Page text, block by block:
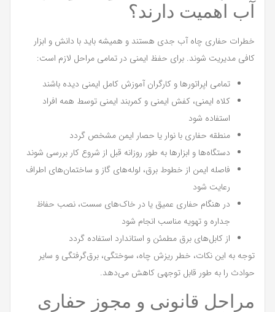
آب اهمیت دارند؟
خطرات حفاری چاه آب جدی هستند و همیشه باید با دانش و ابزار
کافی مدیریت شوند. برای حفظ ایمنی در تمامی مراحل لازم است:
تمامی اپراتورها و کارگران آموزش کامل ایمنی دیده باشند
کلاه ایمنی، کفش ایمنی و کمربند ایمنی توسط همه افراد
استفاده شود
منطقه حفاری با نوار یا حصار ایمن مشخص گردد
دستگاه‌ها و ابزارها به طور روزانه قبل از شروع کار بررسی شوند
فاصله ایمن از خطوط برق، لوله‌های گاز و ساختمان‌های اطراف
رعایت شود
در هنگام حفاری عمیق یا در خاک‌های سست، نصب حفاظ
جداره و تهویه مناسب انجام شود
از کابل‌های برق مطمئن و استاندارد استفاده گردد
توجه به این نکات، خطر ریزش چاه، سوختگی، برق‌گرفتگی و سایر
حوادث را به طور قابل توجهی کاهش می‌دهد.
مراحل قانونی و مجوز حفاری